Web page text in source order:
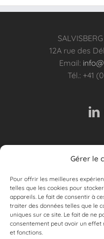
Gérer le
Pour offrir les meilleures
telles que les cookies pour
appareils. Le fait de consentir à
traiter des données telles que le
uniques sur ce site. Le fait de ne
consentement peut avoir un
et fonctions.
12A rue des
Email:
Tél.: +41
Inscrivez-vous à notre
Email: